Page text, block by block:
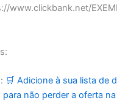
www.clickbank.net/
🛒 Adicione à sua lista de
não perder a oferta